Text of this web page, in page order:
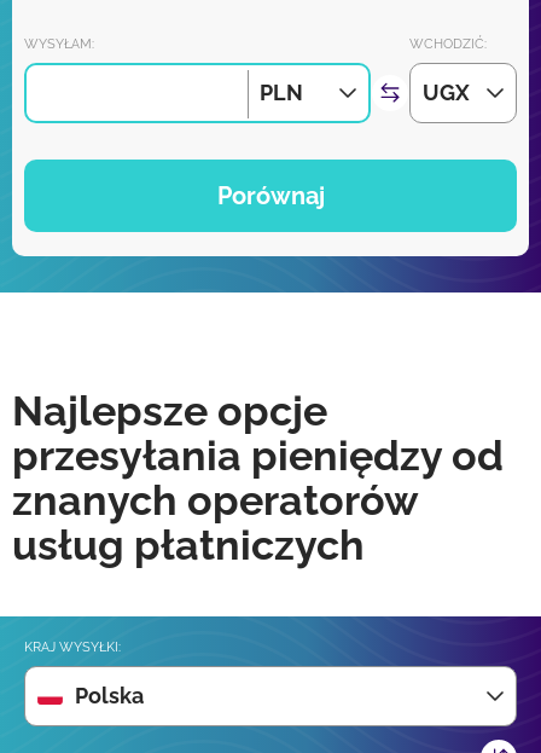
WYSYŁAM:
PLN
WCHODZIĆ:
UGX
Porównaj
Najlepsze opcje
przesyłania pieniędzy od
znanych operatorów
usług płatniczych
KRAJ WYSYŁKI:
Polska